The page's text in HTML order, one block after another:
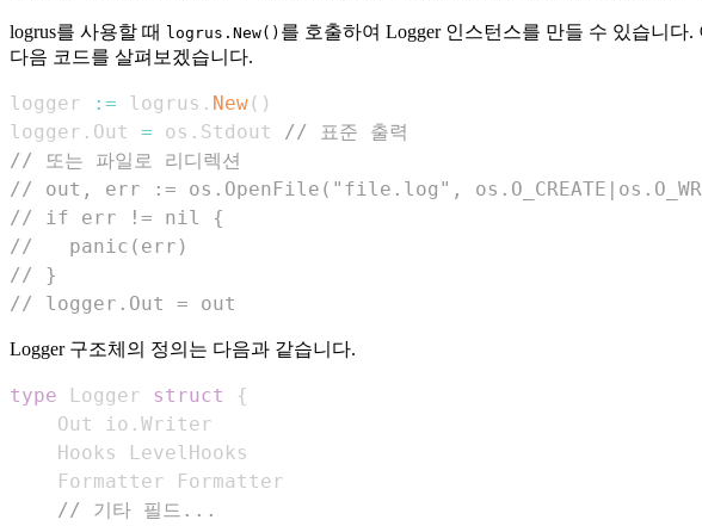
logrus를 사용할 때 logrus.New() 를 호출하여 Logger 인스턴스를 만들 수 있습니
다음 코드를 살펴보겠습니다.
logger := logrus . New( )
logger . Out = os . Stdout // 표준 출력
// 또는 파일로 리디렉션
// out, err := os.OpenFile("file.log",
// if err != nil {
//   panic(err)
// }
// logger.Out = out
Logger 구조체의 정의는 다음과 같습니다.
type Logger struct
{
    Out io
.
// 기타 필드...